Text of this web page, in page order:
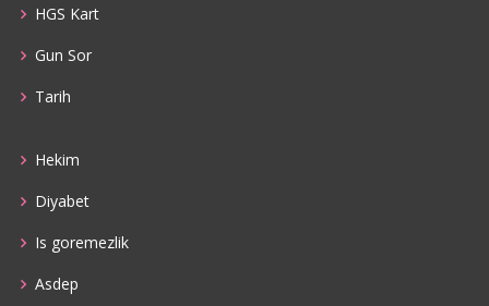
HGS Kart
Gun Sor
Tarih
Hekim
Diyabet
Is goremezlik
Asdep